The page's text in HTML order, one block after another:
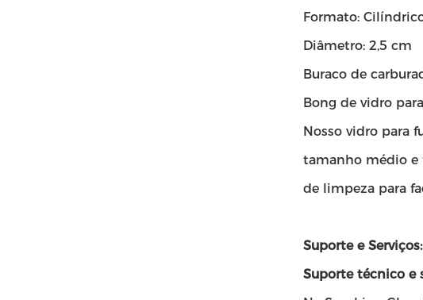
Formato:
Diâmetro: 2,5 cm
Buraco de
Bong de vidro
Nosso vidro para
tamanho médio e
de limpeza para
Suporte e Serviços:
Suporte técnico e